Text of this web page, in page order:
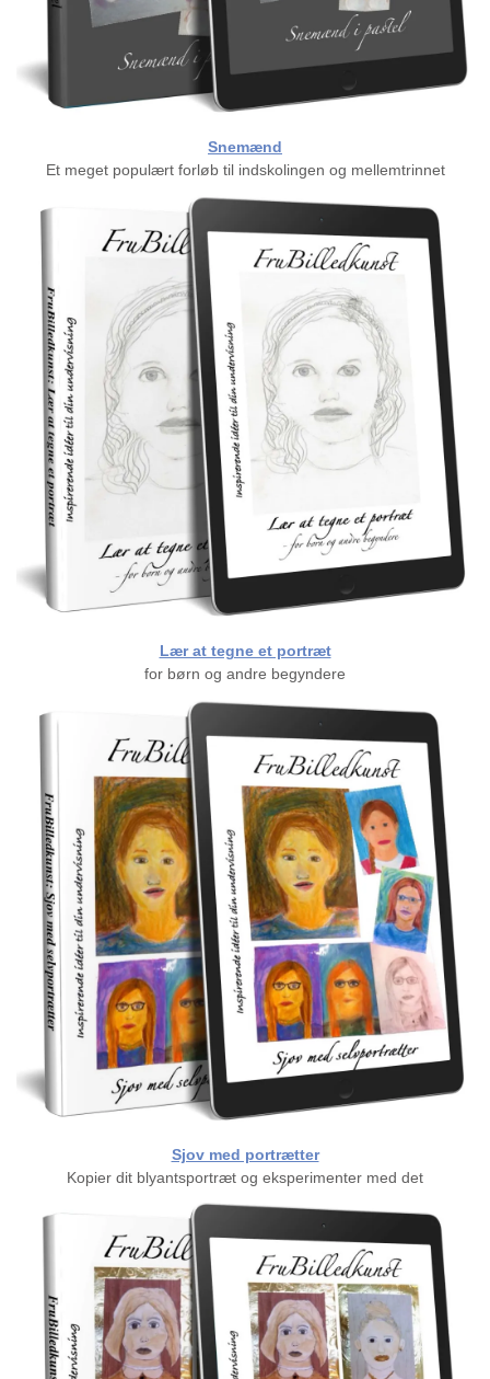
Snemænd
Et meget populært forløb til indskolingen og mellemtrinnet
Lær at tegne et portræt
for børn og andre begyndere
Sjov med portrætter
Kopier dit blyantsportræt og eksperimenter med det